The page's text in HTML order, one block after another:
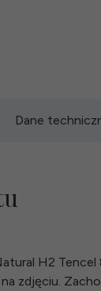
Dane
H2
zdjęciu.